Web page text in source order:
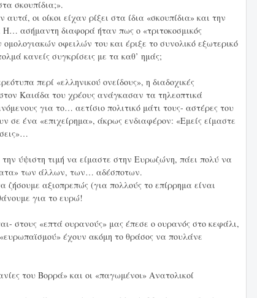
σκουπίδια;».
οι οίκοι είχαν ρίξει στα ίδια «σκουπίδια» και την
ασήμαντη διαφορά ήταν πως ο «τριτοκοσμικός
οφειλών του και έριξε το συνολικό εξωτερικό
κανείς συγκρίσεις με τα καθ’ ημάς;
περί «ελληνικού ονείδους», η διαδοχικές
Καιάδα του χρέους ανάγκασαν τα τηλεοπτικά
για το… αετίσιο πολιτικό μάτι τους- αστέρες του
σε ένα «επιχείρημα», άκρως ενδιαφέρον: «Εμείς είμαστε
ύψιστη τιμή να είμαστε στην Ευρωζώνη, πάει πολύ να
των άλλων, των… αδέσποτων.
αξιοπρεπώς (για πολλούς το επίρρημα είναι
για το ευρώ!
στους «επτά ουρανούς» μας έπεσε ο ουρανός στο κεφάλι,
έχουν ακόμη το θράσος να πουλάνε
του Βορρά» και οι «παγωμένοι» Ανατολικοί